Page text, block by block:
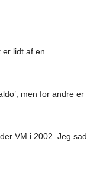
er lidt af en
men for andre er
VM i 2002. Jeg sad